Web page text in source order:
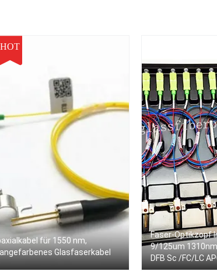
HOT
für 1550 nm,
Glasfaserkabel
Faser-Optikzopf
9/125um 1310nm
DFB Sc /FC/LC
Koaxiallaserdiode